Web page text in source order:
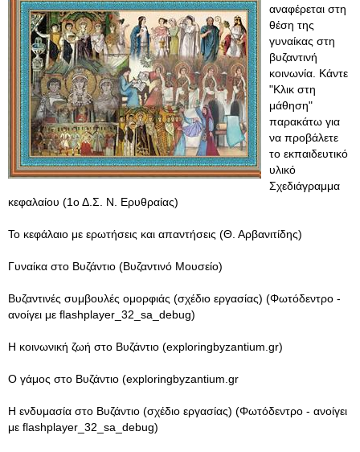
αναφέρεται στη
θέση της
γυναίκας στη
βυζαντινή
κοινωνία. Κάντε
"Κλικ στη
μάθηση"
παρακάτω για
να προβάλετε
το εκπαιδευτικό
υλικό
Σχεδιάγραμμα
κεφαλαίου (1ο Δ.Σ. Ν. Ερυθραίας)
Το κεφάλαιο με ερωτήσεις και απαντήσεις (Θ. Αρβανιτίδης)
Γυναίκα στο Βυζάντιο (Βυζαντινό Μουσείο)
Βυζαντινές συμβουλές ομορφιάς (σχέδιο εργασίας) (Φωτόδεντρο -
ανοίγει με flashplayer_32_sa_debug)
Η κοινωνική ζωή στο Βυζάντιο (exploringbyzantium.gr)
Ο γάμος στο Βυζάντιο (exploringbyzantium.gr
Η ενδυμασία στο Βυζάντιο (σχέδιο εργασίας) (Φωτόδεντρο - ανοίγει
με flashplayer_32_sa_debug)